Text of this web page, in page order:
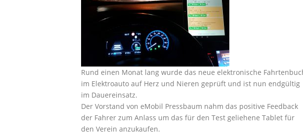
Rund einen Monat lang wurde das neue elektronische
im Elektroauto auf Herz und Nieren geprüft und ist nun endgültig
im Dauereinsatz.
Der Vorstand von eMobil Pressbaum nahm das positive Feedback
der Fahrer zum Anlass um das für den Test geliehene Tablet für
den Verein anzukaufen.